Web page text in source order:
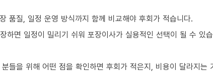
품질, 일정 운영 방식까지 함께 비교해야 후회가 적습니다.
하면 일정이 밀리기 쉬워 포장이사가 실용적인 선택이 될 수 있
들을 위해 어떤 점을 확인하면 후회가 적은지, 비용이 달라지는